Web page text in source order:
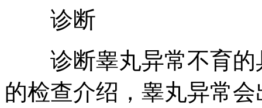
诊断
诊断睾丸异常不育的
的检查介绍，睾丸异常